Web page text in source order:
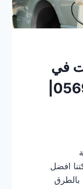
في
40% شركتنا افضل
بالطرق